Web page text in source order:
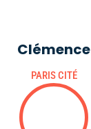
Clémence
PARIS CITÉ